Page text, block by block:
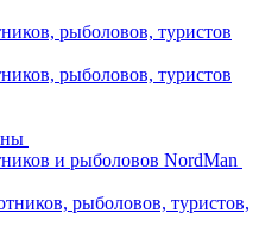
рыболовов, туристов
рыболовов, туристов
и рыболовов NordMan
рыболовов, туристов,